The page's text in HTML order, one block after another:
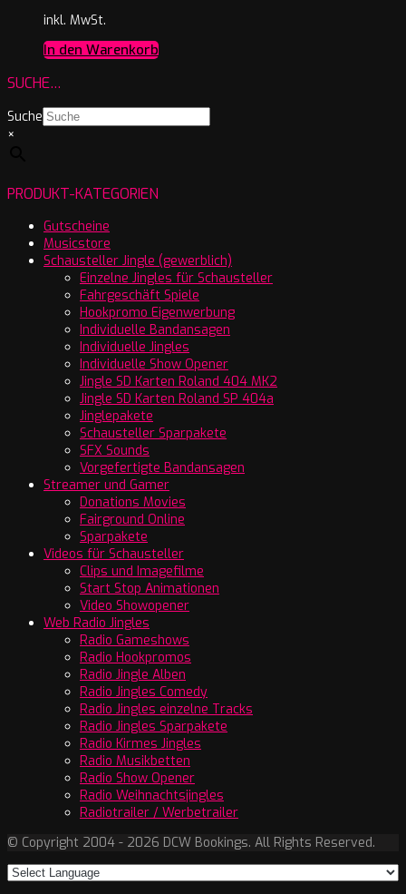
inkl. MwSt.
In den Warenkorb
SUCHE…
Suche
×
PRODUKT-KATEGORIEN
Gutscheine
Musicstore
Schausteller Jingle (gewerblich)
Einzelne Jingles für Schausteller
Fahrgeschäft Spiele
Hookpromo Eigenwerbung
Individuelle Bandansagen
Individuelle Jingles
Individuelle Show Opener
Jingle SD Karten Roland 404 MK2
Jingle SD Karten Roland SP 404a
Jinglepakete
Schausteller Sparpakete
SFX Sounds
Vorgefertigte Bandansagen
Streamer und Gamer
Donations Movies
Fairground Online
Sparpakete
Videos für Schausteller
Clips und Imagefilme
Start Stop Animationen
Video Showopener
Web Radio Jingles
Radio Gameshows
Radio Hookpromos
Radio Jingle Alben
Radio Jingles Comedy
Radio Jingles einzelne Tracks
Radio Jingles Sparpakete
Radio Kirmes Jingles
Radio Musikbetten
Radio Show Opener
Radio Weihnachtsjingles
Radiotrailer / Werbetrailer
© Copyright 2004 - 2026 DCW Bookings. All Rights Reserved.